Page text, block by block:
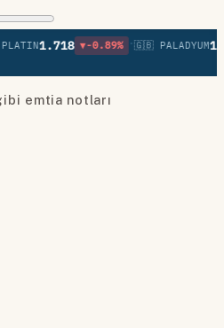
1.718 ▼-0.89% •🇬🇧 PALADYUM
emtia notları